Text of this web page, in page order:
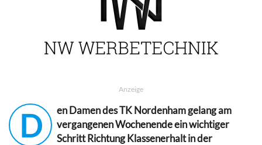
Anzeige
D
en Damen des TK Nordenham gelang am
vergangenen Wochenende ein wichtiger
Schritt Richtung Klassenerhalt in der